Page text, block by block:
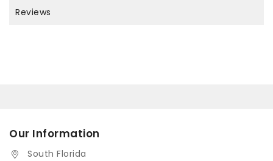
Reviews
Our Information
South Florida